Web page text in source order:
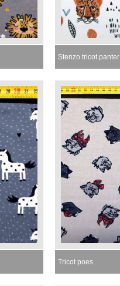
Stenzo tricot panter
Tricot poes